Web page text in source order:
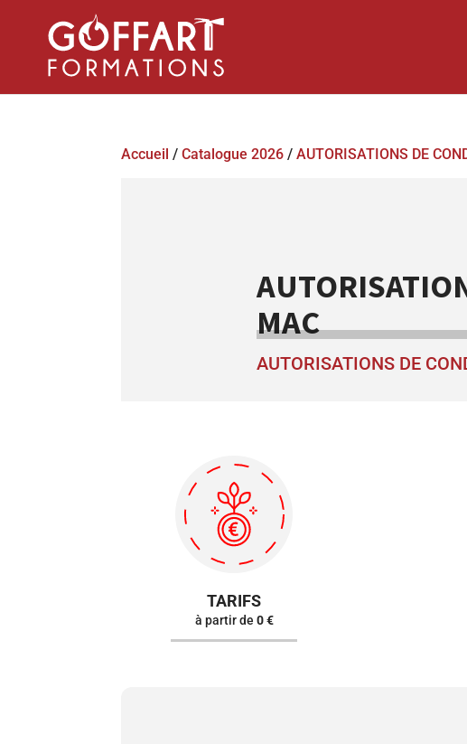
Accueil /Catalogue 2026 /AUTORISATIONS DE
MAC
AUTORISATIONS DE
TARIFS
à partir de 0 €